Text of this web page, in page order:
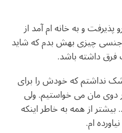
پذیرفت و به خانه ام آمد از
جنسی چیزی بهش بدم که شاید
داشته باشد.
شک نداشتم که خودش را برای
دوی مان می خواستیم. ولی
از همه به خاطر اینکه
ام.